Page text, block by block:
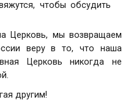
чтобы обсудить
Церковь, мы возвращаем
веру в то, что наша
Церковь никогда не
другим!